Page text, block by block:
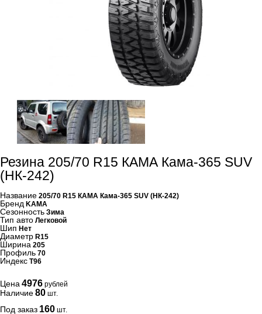
Резина 205/70 R15 КАМА Кама-365 SUV
(НК-242)
Название 205/70 R15 КАМА Кама-365 SUV (НК-242)
Бренд KAMA
Сезонность Зима
Тип авто Легковой
Шип Нет
Диаметр R15
Ширина 205
Профиль 70
Индекс T96
Цена 4976 рублей
Наличие80 шт.
Под заказ 160 шт.